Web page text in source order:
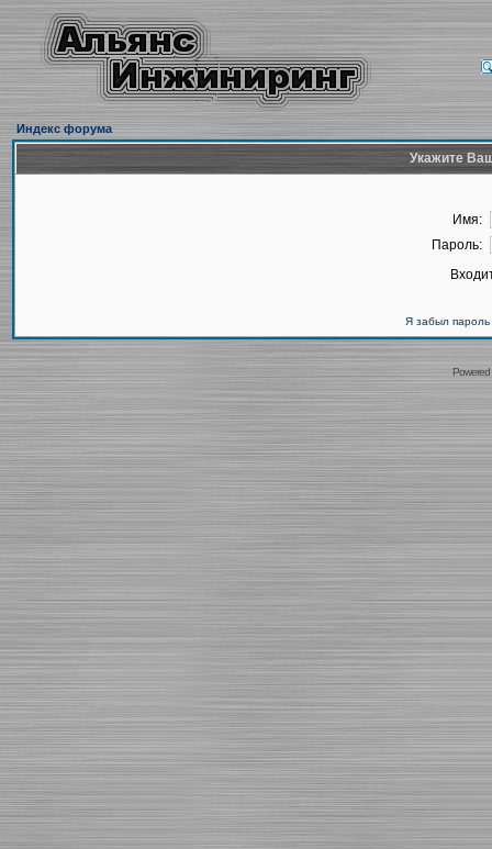
Индекс форума
Укажите
Имя:
Пароль:
Я забыл пароль